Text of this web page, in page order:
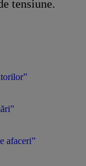
tensiune.
afaceri”